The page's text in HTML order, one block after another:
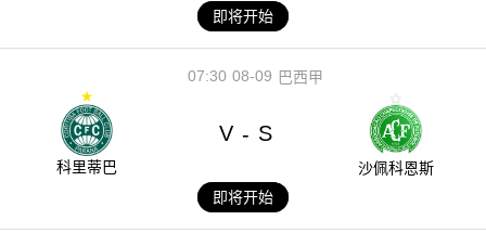
即将开始
08-09
07:30 巴西甲
科里蒂巴
V - S
沙佩科恩斯
即将开始